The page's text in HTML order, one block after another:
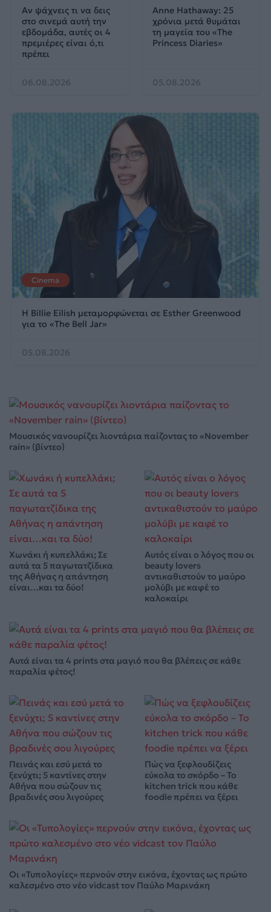
Αν ψάχνεις τι να δεις
στο σινεμά αυτή την
εβδομάδα, αυτές οι 4
πρεμιέρες είναι ό,τι
πρέπει
06.08.2026
Anne Hathaway: 25
χρόνια μετά θυμάται
τη μαγεία του «The
Princess Diaries»
05.08.2026
Cinema
Η Billie Eilish μεταμορφώνεται σε Esther Greenwood
για το «The Bell Jar»
05.08.2026
Μουσικός νανουρίζει λιοντάρια παίζοντας το «November
rain» (βίντεο)
Χωνάκι ή κυπελλάκι; Σε
αυτά τα 5 παγωτατζίδικα
της Αθήνας η απάντηση
είναι…και τα δύο!
Αυτός είναι ο λόγος που οι
beauty lovers
αντικαθιστούν το μαύρο
μολύβι με καφέ το
καλοκαίρι
Αυτά είναι τα 4 prints στα μαγιό που θα βλέπεις σε κάθε
παραλία φέτος!
Πεινάς και εσύ μετά το
ξενύχτι; 5 καντίνες στην
Αθήνα που σώζουν τις
βραδινές σου λιγούρες
Πώς να ξεφλουδίζεις
εύκολα το σκόρδο – Το
kitchen trick που κάθε
foodie πρέπει να ξέρει
Οι «Τυπολογίες» περνούν στην εικόνα, έχοντας ως πρώτο
καλεσμένο στο νέο vidcast τον Παύλο Μαρινάκη